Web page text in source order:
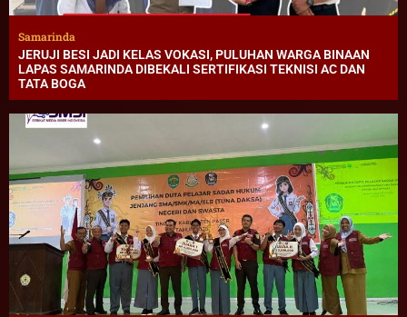
Samarinda
JERUJI BESI JADI KELAS VOKASI, PULUHAN WARGA BINAAN
LAPAS SAMARINDA DIBEKALI SERTIFIKASI TEKNISI AC DAN
TATA BOGA